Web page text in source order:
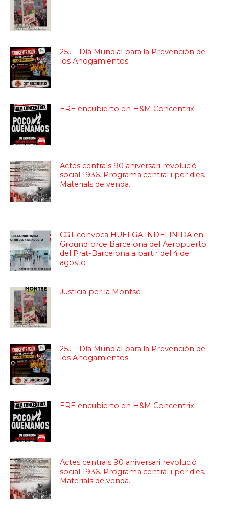
25J – Día Mundial para la Prevención de
los Ahogamientos
ERE encubierto en H&M Concentrix
Actes centrals 90 aniversari revolució
social 1936. Programa central i per dies.
Materials de venda.
CGT convoca HUELGA INDEFINIDA en
Groundforce Barcelona del Aeropuerto
del Prat-Barcelona a partir del 4 de
agosto
Justícia per la Montse
25J – Día Mundial para la Prevención de
los Ahogamientos
ERE encubierto en H&M Concentrix
Actes centrals 90 aniversari revolució
social 1936. Programa central i per dies.
Materials de venda.